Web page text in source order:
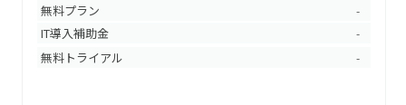
無料プラン -
IT導入補助金 -
無料トライアル -